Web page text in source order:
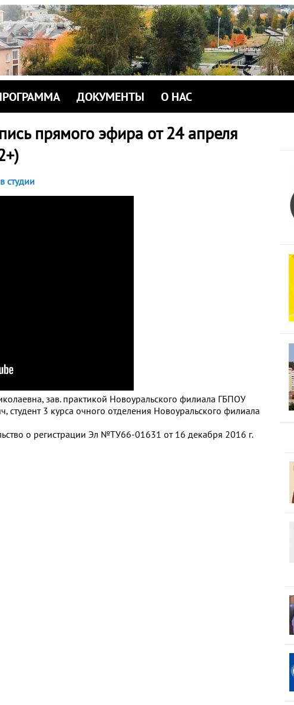
ДОКУМЕНТЫ О НАС
прямого эфира от 24 апреля
в студии
зав. практикой Новоуральского филиала ГБПОУ
студент 3 курса очного отделения Новоуральского филиала
о регистрации Эл №ТУ66-01631 от 16 декабря 2016 г.